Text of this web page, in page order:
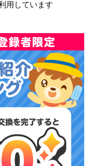
用しています